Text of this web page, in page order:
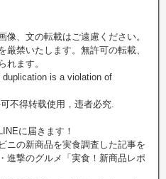
、文の転載はご遠慮ください。
厳禁いたします。無許可の転載、
れます。
is a violation of
不得转载使用，违者必究.
に届きます！
ニの新商品を実食調査した記事を
進撃のグルメ「実食！新商品レポ